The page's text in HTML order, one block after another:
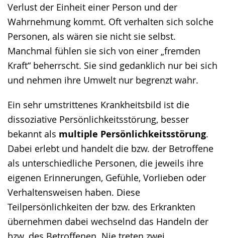
Verlust der Einheit einer Person und der
Wahrnehmung kommt. Oft verhalten sich solche
Personen, als wären sie nicht sie selbst.
Manchmal fühlen sie sich von einer „fremden
Kraft“ beherrscht. Sie sind gedanklich nur bei sich
und nehmen ihre Umwelt nur begrenzt wahr.
Ein sehr umstrittenes Krankheitsbild ist die
dissoziative Persönlichkeitsstörung, besser
bekannt als multiple Persönlichkeitsstörung.
Dabei erlebt und handelt die bzw. der Betroffene
als unterschiedliche Personen, die jeweils ihre
eigenen Erinnerungen, Gefühle, Vorlieben oder
Verhaltensweisen haben. Diese
Teilpersönlichkeiten der bzw. des Erkrankten
übernehmen dabei wechselnd das Handeln der